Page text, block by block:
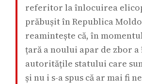
referitor la înlocuirea
prăbușit în Republica
reamintește că, în
țară a noului apar de zbor
autoritățile statului care
și nu i s-a spus că ar mai fi